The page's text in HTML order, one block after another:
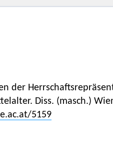
der
Diss. (masch.)
5159